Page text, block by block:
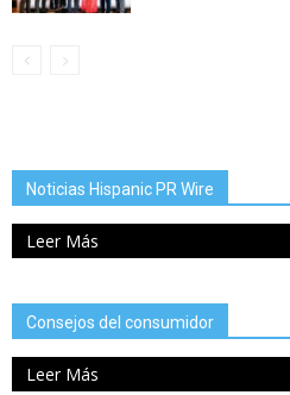
Noticias Hispanic PR Wire
Leer Más
Consejos del consumidor
Leer Más